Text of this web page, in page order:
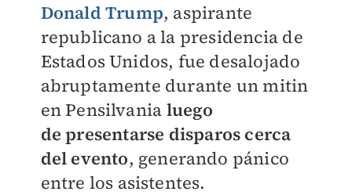
Donald Trump, aspirante
republicano a la presidencia de
Estados Unidos, fue desalojado
abruptamente durante un mitin
en Pensilvania luego
de presentarse disparos cerca
del evento, generando pánico
entre los asistentes.